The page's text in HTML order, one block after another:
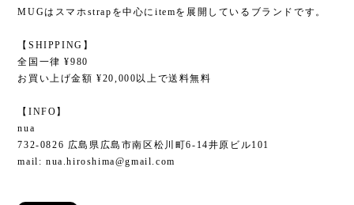
MUGはスマホstrapを中心にitemを展開しているブランドです。
【SHIPPING】
全国一律 ¥980
お買い上げ金額 ¥20,000以上で送料無料
【INFO】
nua
732-0826 広島県広島市南区松川町6-14井原ビル101
mail: nua.hiroshima@gmail.com